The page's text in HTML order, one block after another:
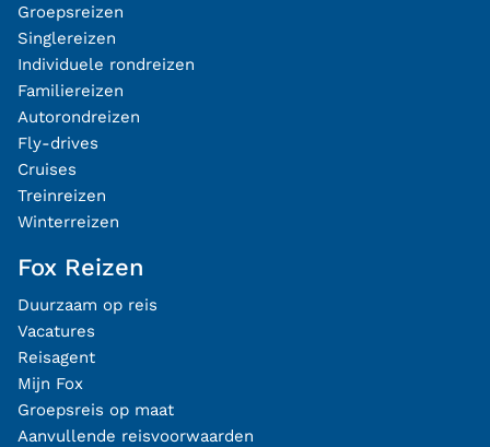
Groepsreizen
Singlereizen
Individuele rondreizen
Familiereizen
Autorondreizen
Fly-drives
Cruises
Treinreizen
Winterreizen
Fox Reizen
Duurzaam op reis
Vacatures
Reisagent
Mijn Fox
Groepsreis op maat
Aanvullende reisvoorwaarden